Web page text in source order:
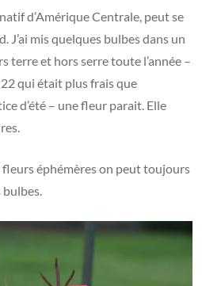
d’Amérique Centrale, peut se
J’ai mis quelques bulbes dans un
terre et hors serre toute l’année –
qui était plus frais que
d’été – une fleur parait. Elle
fleurs éphémères on peut toujours
bulbes.